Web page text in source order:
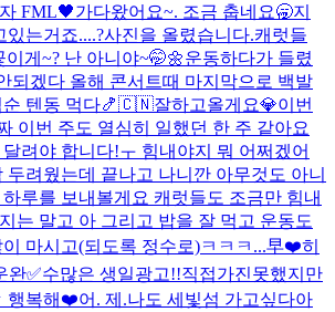
FML🖤가다왔어요~. 조금 춥네요🥱지
있는거죠....?사진을 올렸습니다.캐럿들
이게~? 난 아니야~🤭🌼운동하다가 들렸
되겠다 올해 콘서트때 마지막으로 백발
텐동 먹다🍤🇨🇳잘하고올게요💎이번
이번 주도 열심히 일했던 한 주 같아요
려야 합니다!ㅜ 힘내야지 뭐 어쩌겠어
두려웠는데 끝나고 나니깐 아무것도 아니
루를 보내볼게요 캐럿들도 조금만 힘내
는 말고 아 그리고 밥을 잘 먹고 운동도
마시고(되도록 정수로)ㅋㅋㅋ...早❤️히
완✅수많은 생일광고!!직접가진못했지만
행복해❤️어. 제.나도 세빛섬 가고싶다아